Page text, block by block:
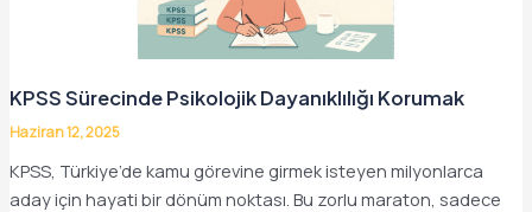
KPSS Sürecinde Psikolojik Dayanıklılığı Korumak
Haziran 12, 2025
KPSS, Türkiye’de kamu görevine girmek isteyen milyonlarca
aday için hayati bir dönüm noktası. Bu zorlu maraton, sadece